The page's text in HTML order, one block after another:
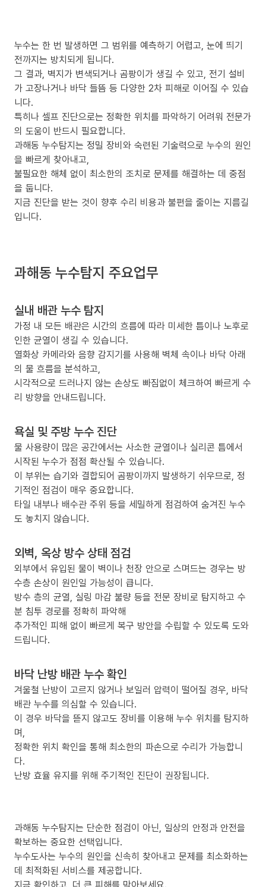
누수는 한 번 발생하면 그 범위를 예측하기 어렵고, 눈에 띄기
전까지는 방치되게 됩니다.
그 결과, 벽지가 변색되거나 곰팡이가 생길 수 있고, 전기 설비
가 고장나거나 바닥 들뜸 등 다양한 2차 피해로 이어질 수 있습
니다.
특히나 셀프 진단으로는 정확한 위치를 파악하기 어려워 전문가
의 도움이 반드시 필요합니다.
과해동 누수탐지는 정밀 장비와 숙련된 기술력으로 누수의 원인
을 빠르게 찾아내고,
불필요한 해체 없이 최소한의 조치로 문제를 해결하는 데 중점
을 둡니다.
지금 진단을 받는 것이 향후 수리 비용과 불편을 줄이는 지름길
입니다.
과해동 누수탐지 주요업무
실내 배관 누수 탐지
가정 내 모든 배관은 시간의 흐름에 따라 미세한 틈이나 노후로
인한 균열이 생길 수 있습니다.
열화상 카메라와 음향 감지기를 사용해 벽체 속이나 바닥 아래
의 물 흐름을 분석하고,
시각적으로 드러나지 않는 손상도 빠짐없이 체크하여 빠르게 수
리 방향을 안내드립니다.
욕실 및 주방 누수 진단
물 사용량이 많은 공간에서는 사소한 균열이나 실리콘 틈에서
시작된 누수가 점점 확산될 수 있습니다.
이 부위는 습기와 결합되어 곰팡이까지 발생하기 쉬우므로, 정
기적인 점검이 매우 중요합니다.
타일 내부나 배수관 주위 등을 세밀하게 점검하여 숨겨진 누수
도 놓치지 않습니다.
외벽, 옥상 방수 상태 점검
외부에서 유입된 물이 벽이나 천장 안으로 스며드는 경우는 방
수층 손상이 원인일 가능성이 큽니다.
방수 층의 균열, 실링 마감 불량 등을 전문 장비로 탐지하고 수
분 침투 경로를 정확히 파악해
추가적인 피해 없이 빠르게 복구 방안을 수립할 수 있도록 도와
드립니다.
바닥 난방 배관 누수 확인
겨울철 난방이 고르지 않거나 보일러 압력이 떨어질 경우, 바닥
배관 누수를 의심할 수 있습니다.
이 경우 바닥을 뜯지 않고도 장비를 이용해 누수 위치를 탐지하
며,
정확한 위치 확인을 통해 최소한의 파손으로 수리가 가능합니
다.
난방 효율 유지를 위해 주기적인 진단이 권장됩니다.
과해동 누수탐지는 단순한 점검이 아닌, 일상의 안정과 안전을
확보하는 중요한 선택입니다.
누수도사는 누수의 원인을 신속히 찾아내고 문제를 최소화하는
데 최적화된 서비스를 제공합니다.